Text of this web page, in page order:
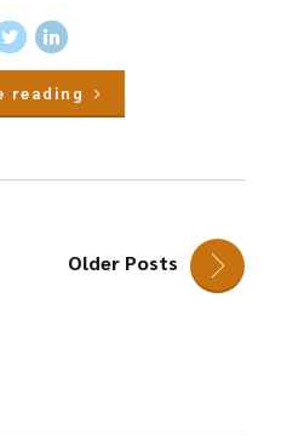
reading
Older Posts